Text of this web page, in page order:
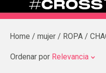
mujer ROPA
Ordenar por Relevancia